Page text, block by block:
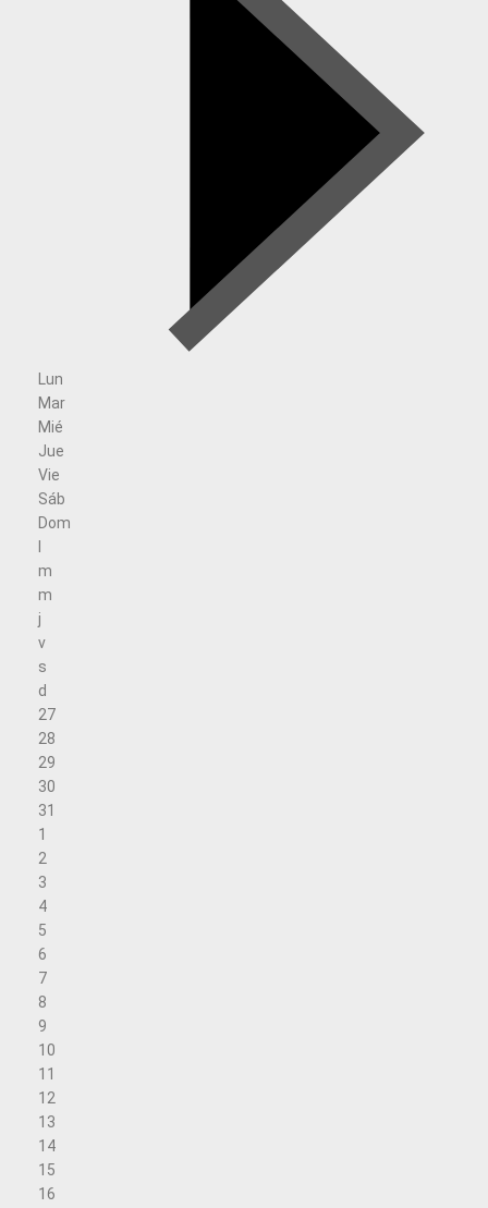
Lun
Mar
Mié
Jue
Vie
Sáb
Dom
m
m
j
v
s
d
27
28
29
30
31
1
2
3
4
5
6
7
8
9
10
11
12
13
14
15
16